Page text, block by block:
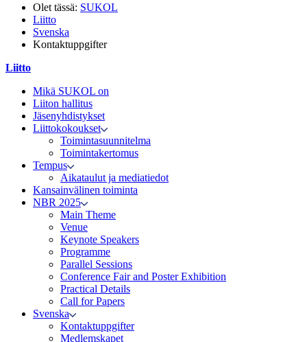
Olet tässä: SUKOL
Liitto
Svenska
Kontaktuppgifter
Liitto
Mikä SUKOL on
Liiton hallitus
Jäsenyhdistykset
Liittokokoukset
Toimintasuunnitelma
Toimintakertomus
Tempus
Aikataulut ja mediatiedot
Kansainvälinen toiminta
NBR 2025
Main Theme
Venue
Keynote Speakers
Programme
Parallel Sessions
Conference Fair and Poster Exhibition
Practical Details
Call for Papers
Svenska
Kontaktuppgifter
Medlemskapet